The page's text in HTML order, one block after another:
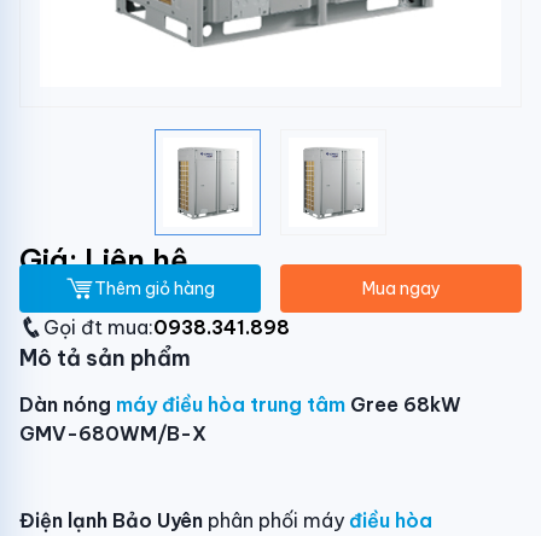
Giá: Liên hệ
Thêm giỏ hàng Mua ngay
Gọi đt mua:0938.341.898
Mô tả sản phẩm
Dàn nóng máy điều hòa trung tâm Gree 68kW
GMV-680WM/B-X
Điện lạnh Bảo Uyên phân phối máy điều hòa